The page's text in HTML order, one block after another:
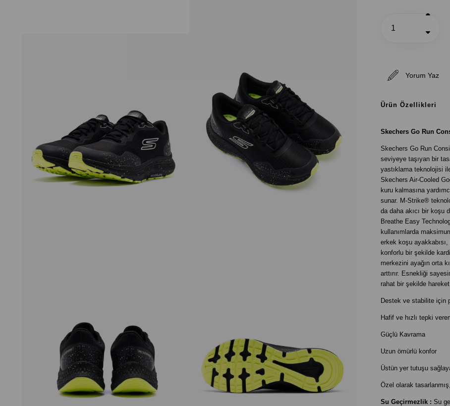
Yorum Yaz
Ürün Özellikleri
Skechers Go Run
Skechers Go Run
seviyeye taşıyan bir
yastıklama teknolojisi
Skechers Air-Cooled
kuru kalmasına
sunar. M-Strike®
da daha akıcı bir koşu
Breathe Easy
kullanımlarda
erkek koşu
konforlu bir şekilde
merkezini ayağın orta
arttırır. Esnekliği
rahat bir şekilde
Destek ve stabilite için
Hafif ve hızlı tepki
Güçlü Kavrama
Uzun ömürlü konfor
Üstün yer tutuşu
Özel olarak
Su Geçirmezlik : Su